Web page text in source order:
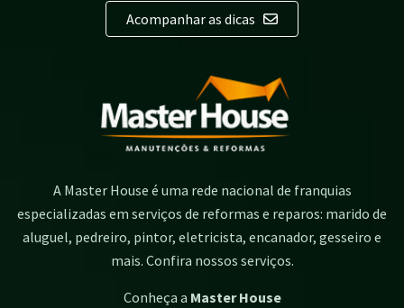
Acompanhar as dicas
A Master House é uma rede nacional de franquias
especializadas em serviços de reformas e reparos: marido de
aluguel, pedreiro, pintor, eletricista, encanador, gesseiro e
mais. Confira nossos serviços.
Conheça a Master House